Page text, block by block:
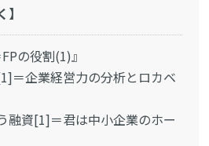
の役割(1)』
＝企業経営力の分析とロカベ
融資[1]＝君は中小企業のホー